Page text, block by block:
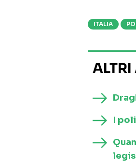
ITALIA
ALTRI
I